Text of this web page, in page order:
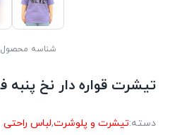
شناسه
تیشرت قواره دار نخ پنبه
دسته:تیشرت و پلوشرت,لباس راحتی